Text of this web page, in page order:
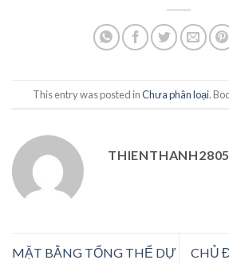
This entry was posted inChưa phân loại.
MẶT BẰNG TỔNG THỂ DỰ
CHỦ